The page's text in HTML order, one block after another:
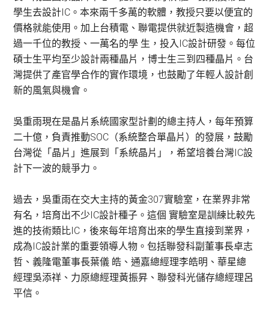
學生去設計IC。本來兩千多萬的軟體，教授只要以便宜的
價格就能使用。加上台積電、聯電提供就近製造機會，超
過一千位的教授、一萬名的學 生，投入IC設計研發。每位
碩士生平均至少設計兩種晶片，博士生三到四種晶片。台
灣提供了產官學合作的實作環境，也鼓勵了年輕人設計創
新的風氣與機會。
吳重雨現在是晶片系統國家型計劃的總主持人，每年預算
二十億，負責推動SOC（系統整合單晶片）的發展，鼓勵
台灣從「晶片」進展到「系統晶片」，希望培養台灣IC設
計下一波的競爭力。
過去，吳重雨在交大主持的黃金307實驗室，在業界非常
有名，培育出不少IC設計種子。這個 實驗室是訓練比較先
進的技術類比IC，後來每年培育出來的學生直接到業界，
成為IC設計業的重要領導人物。包括聯發科副董事長卓志
哲、義隆電董事長葉儀 皓、通嘉總經理李皓明、華星總
經理吳添祥、力原總經理黃振昇、聯發科光儲存總經理呂
平信。